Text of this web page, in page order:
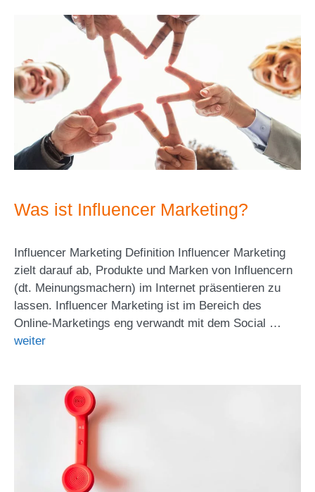
Was ist Influencer Marketing?
Influencer Marketing Definition Influencer Marketing
zielt darauf ab, Produkte und Marken von Influencern
(dt. Meinungsmachern) im Internet präsentieren zu
lassen. Influencer Marketing ist im Bereich des
Online-Marketings eng verwandt mit dem Social …
weiter